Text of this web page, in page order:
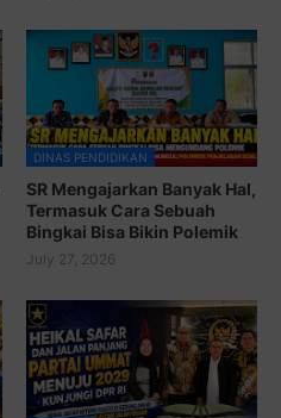
DINAS PENDIDIKAN
SR Mengajarkan Banyak Hal,
Termasuk Cara Sebuah
Bingkai Bisa Bikin Polemik
July 27, 2026